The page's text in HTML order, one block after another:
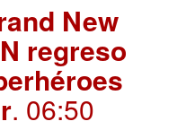
New
regreso
. 06:50